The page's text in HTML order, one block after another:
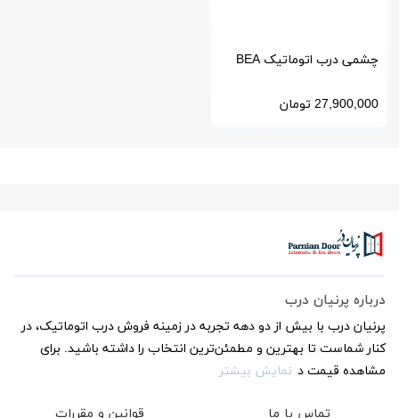
چشمی درب اتوماتیک BEA
بلژیک مدل Zen و Zen Safe
27,900,000 تومان
درباره پرنیان درب
پرنیان درب با بیش از دو دهه تجربه در زمینه فروش درب اتوماتیک، در
کنار شماست تا بهترین و مطمئن‌ترین انتخاب را داشته باشید. برای
مشاهده قیمت د نمایش بیشتر
تماس با ما قوانین و مقررات